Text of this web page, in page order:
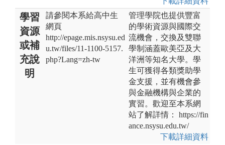
學習
資源
或補
充說
明
請參閱本系給高中生
網頁
http://epage.mis.nsysu.ed
u.tw/files/11-1100-5157.
php?Lang=zh-tw
管理學院也提供豐富
的學術資源與國際交
流機會，交換及雙聯
學制涵蓋歐美亞及大
洋洲等知名大學。學
生可獲得各類獎助學
金支援，並有機會參
與金融機構與企業的
實習。歡迎至本系網
站了解詳情： https://fin
ance.nsysu.edu.tw/
下載詳細資料